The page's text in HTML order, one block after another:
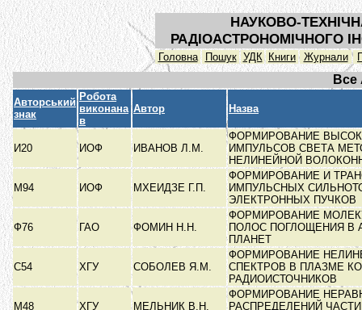
НАУКОВО-
РАДІОАСТРОНОМІЧНОГО
Головна Пошук УДК Книги Журнали
Все
Авторський
знак
Робота
виконана
в
Автор Назва
И20 ИОФ ИВАНОВ Л.М.
ФОРМИРОВАНИЕ
ИМПУЛЬСОВ СВЕТА
НЕЛИНЕЙНОЙ
М94 ИОФ МХЕИДЗЕ Г.П.
ФОРМИРОВАНИЕ И
ИМПУЛЬСНЫХ
ЭЛЕКТРОННЫХ ПУЧКОВ
Ф76 ГАО ФОМИН Н.Н.
ФОРМИРОВАНИЕ
ПОЛОС ПОГЛОЩЕНИЯ В
ПЛАНЕТ
С54 ХГУ СОБОЛЕВ Я.М.
ФОРМИРОВАНИЕ
СПЕКТРОВ В ПЛАЗМЕ
РАДИОИСТОЧНИКОВ
М48 ХГУ МЕЛЬНИК В.Н.
ФОРМИРОВАНИЕ
РАСПРЕДЕЛЕНИЙ